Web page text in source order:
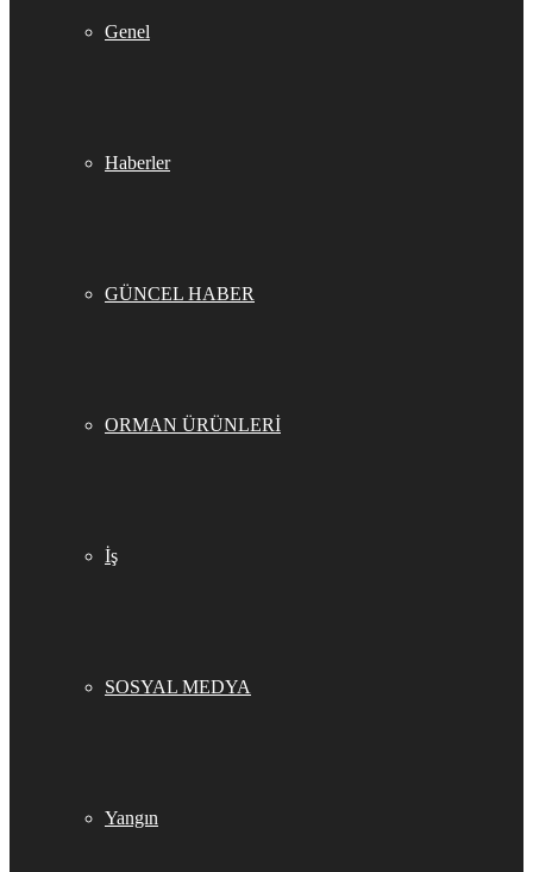
Genel
Haberler
GÜNCEL HABER
ORMAN ÜRÜNLERİ
İş
SOSYAL MEDYA
Yangın